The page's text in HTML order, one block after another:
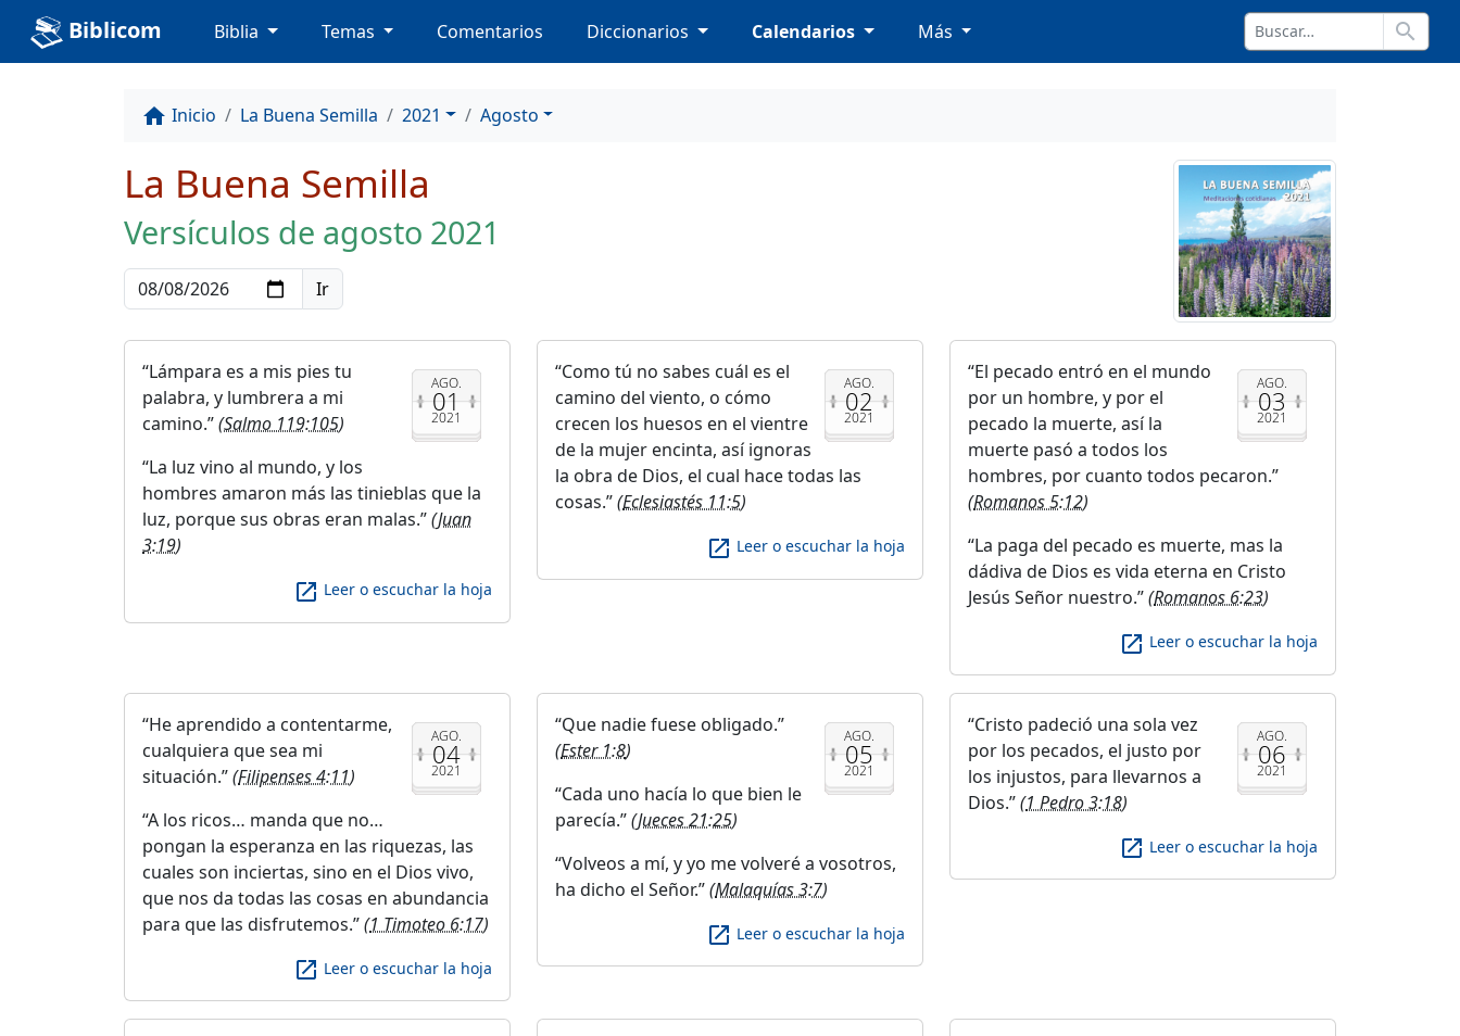
Biblicom Biblia Temas Comentarios Diccionarios Calendarios Más search
home Inicio La Buena Semilla 2021 Agosto
La Buena Semilla
Versículos de agosto 2021
AGO.
01
2021
Lámpara es a mis pies tu
palabra, y lumbrera a mi
camino. (Salmo 119:105)
La luz vino al mundo, y los
hombres amaron más las tinieblas que la
luz, porque sus obras eran malas. (Juan
3:19)
launch Leer o escuchar la hoja
AGO.
02
2021
Como tú no sabes cuál es el
camino del viento, o cómo
crecen los huesos en el vientre
de la mujer encinta, así ignoras
la obra de Dios, el cual hace todas las
cosas. (Eclesiastés 11:5)
launch Leer o escuchar la hoja
AGO.
03
2021
El pecado entró en el mundo
por un hombre, y por el
pecado la muerte, así la
muerte pasó a todos los
hombres, por cuanto todos pecaron.
(Romanos 5:12)
La paga del pecado es muerte, mas la
dádiva de Dios es vida eterna en Cristo
Jesús Señor nuestro. (Romanos 6:23)
launch Leer o escuchar la hoja
AGO.
04
2021
He aprendido a contentarme,
cualquiera que sea mi
situación. (Filipenses 4:11)
A los ricos… manda que no…
pongan la esperanza en las riquezas, las
cuales son inciertas, sino en el Dios vivo,
que nos da todas las cosas en abundancia
para que las disfrutemos. (1 Timoteo 6:17)
launch Leer o escuchar la hoja
AGO.
05
2021
Que nadie fuese obligado.
(Ester 1:8)
Cada uno hacía lo que bien le
parecía. (Jueces 21:25)
Volveos a mí, y yo me volveré a vosotros,
ha dicho el Señor. (Malaquías 3:7)
launch Leer o escuchar la hoja
AGO.
06
2021
Cristo padeció una sola vez
por los pecados, el justo por
los injustos, para llevarnos a
Dios. (1 Pedro 3:18)
launch Leer o escuchar la hoja